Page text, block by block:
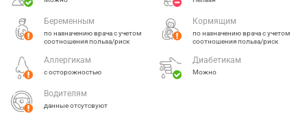
Беременным
по назначению врача с учетом
соотношения польза/риск
Кормящим
по назначению врача с учетом
соотношения польза/риск
Аллергикам
с осторожностью
Диабетикам
Можно
Водителям
данные отсутсвуют